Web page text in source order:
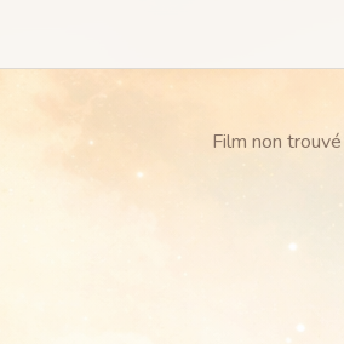
Film non trouvé